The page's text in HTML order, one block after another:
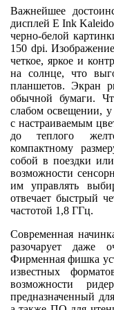
Важнейшее
дисплей E Ink
черно-белой
150 dpi.
четкое, яркое и
на солнце, что
планшетов. Экран
обычной бумаги.
слабом освещении, у
с настраиваемым
до теплого
компактному
собой в поездки
возможности
им управлять
отвечает быстрый
частотой 1,8 ГГц.
Современная
разочарует даже
Фирменная фишка
известных
возможности
предназначенный